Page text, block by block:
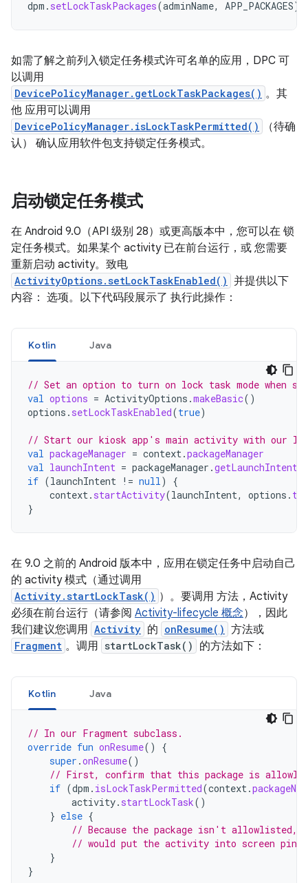
dpm . setLockTaskPackages(adminName, APP_PACKAGES)
如需了解之前列入锁定任务模式许可名单的应用，DPC 可
以调用
DevicePolicyManager.getLockTaskPackages() 。其
他 应用可以调用
DevicePolicyManager.isLockTaskPermitted()
（待确
认） 确认应用软件包支持锁定任务模式。
启动锁定任务模式
在 Android 9.0（API 级别 28）或更高版本中，您可以在 锁
定任务模式。如果某个 activity 已在前台运行，或 您需要
重新启动 activity。致电
ActivityOptions.setLockTaskEnabled() 并提供以下
内容： 选项。以下代码段展示了 执行此操作：
Kotlin Java
// Set an option to turn on lock task mode when
val options = ActivityOptions .makeBasic()
options . setLockTaskEnabled(true)
// Start our kiosk app's main activity with our
val packageManager = context.packageManager
val launchIntent = packageManager .
if (launchIntent != null)
{
context. startActivity(launchIntent, options .
}
在 9.0 之前的 Android 版本中，应用在锁定任务中启动自己
的 activity 模式（通过调用
Activity.startLockTask() ）。要调用 方法，Activity
必须在前台运行（请参阅 Activity-lifecycle 概念），因此
我们建议您调用 Activity 的 onResume() 方法或
Fragment 。调用 startLockTask() 的方法如下：
Kotlin Java
// In our Fragment subclass.
override fun onResume()
{
super .onResume()
// First, confirm that this package is
if (dpm . isLockTaskPermitted(context.
activity. startLockTask()
} else {
// Because the package isn't allowlisted,
// would put the activity into screen
}
}